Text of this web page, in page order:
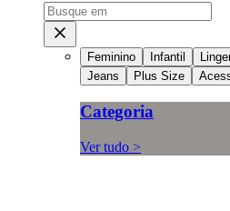
Feminino Infantil
Jeans
Plus Size
Categoria
Ver tudo >